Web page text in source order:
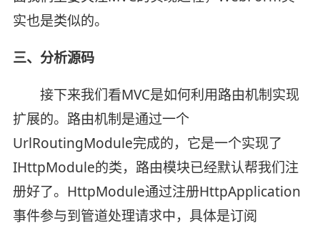
实也是类似的。
三、分析源码
接下来我们看MVC是如何利用路由机制实现
扩展的。路由机制是通过一个
UrlRoutingModule完成的，它是一个实现了
IHttpModule的类，路由模块已经默认帮我们注
册好了。HttpModule通过注册HttpApplication
事件参与到管道处理请求中，具体是订阅